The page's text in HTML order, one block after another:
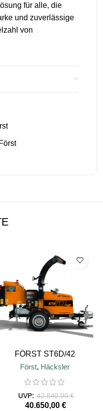
für alle, die
und zuverlässige
von
Först
FÖRST ST6D/42
Först, Häcksler
42.840,00€
40.650,00 €